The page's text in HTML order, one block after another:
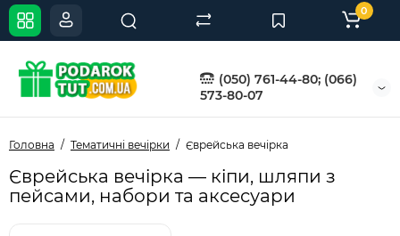
(050) 761-44-80; (066)
573-80-07
0
Головна Тематичні вечірки Єврейська вечірка
Єврейська вечірка — кіпи, шляпи з
пейсами, набори та аксесуари